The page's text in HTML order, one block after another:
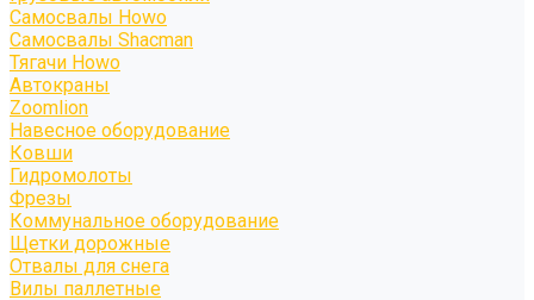
Самосвалы Howo
Самосвалы Shacman
Тягачи Howo
Автокраны
Zoomlion
Навесное оборудование
Ковши
Гидромолоты
Фрезы
Коммунальное оборудование
Щетки дорожные
Отвалы для снега
Вилы паллетные